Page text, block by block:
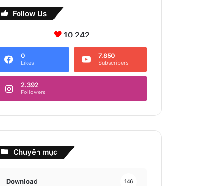
Follow Us
10.242
0
Likes
7.850
Subscribers
2.392
Followers
Chuyên mục
Download 146